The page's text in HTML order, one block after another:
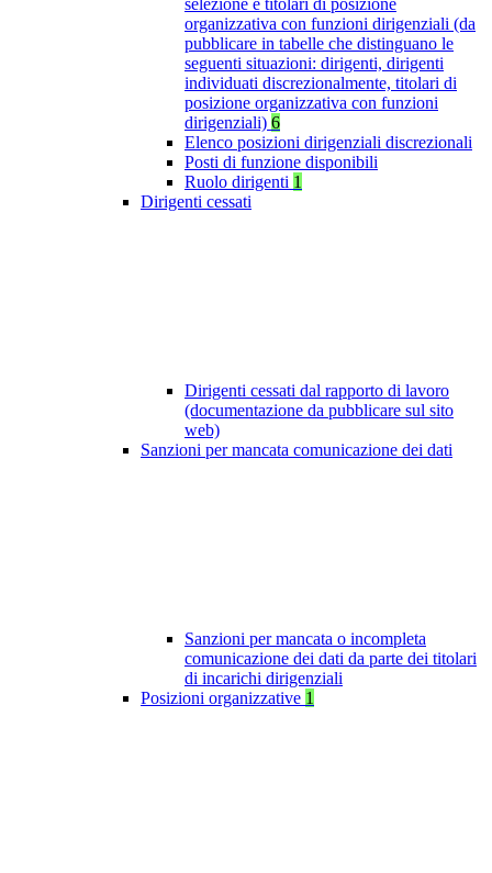
selezione e titolari di posizione
organizzativa con funzioni dirigenziali (da
pubblicare in tabelle che distinguano le
seguenti situazioni: dirigenti, dirigenti
individuati discrezionalmente, titolari di
posizione organizzativa con funzioni
dirigenziali) 6
Elenco posizioni dirigenziali discrezionali
Posti di funzione disponibili
Ruolo dirigenti 1
Dirigenti cessati
Dirigenti cessati dal rapporto di lavoro
(documentazione da pubblicare sul sito
web)
Sanzioni per mancata comunicazione dei dati
Sanzioni per mancata o incompleta
comunicazione dei dati da parte dei titolari
di incarichi dirigenziali
Posizioni organizzative 1